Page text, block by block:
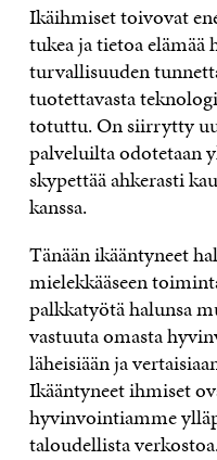
Ikäihmiset toivovat
tukea ja tietoa elämää
turvallisuuden
tuotettavasta
totuttu. On siirrytty
palveluilta odotetaan
skypettää ahkerasti
kanssa.
Tänään ikääntyneet
mielekkääseen
palkkatyötä halunsa
vastuuta omasta
läheisiään ja
Ikääntyneet ihmiset
hyvinvointiamme
taloudellista verkostoa.